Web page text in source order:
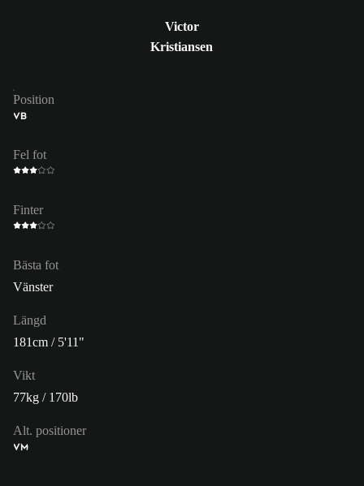
Victor
Kristiansen
Position
VB
Fel fot
Finter
Bästa fot
Vänster
Längd
181cm / 5'11"
Vikt
77kg / 170lb
Alt. positioner
VM